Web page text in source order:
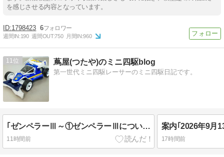
を感じさせる内容となっています。
1798423 6
週間IN:190 週間OUT:750 月間IN:960
11 蔦屋(つたや)のミニ四駆blog
第一世代ミニ四駆レーサーのミニ四駆日記です。
｢ゼンペラーⅢ～①ゼンペラーⅢについて～｣
11時間前 17時間前